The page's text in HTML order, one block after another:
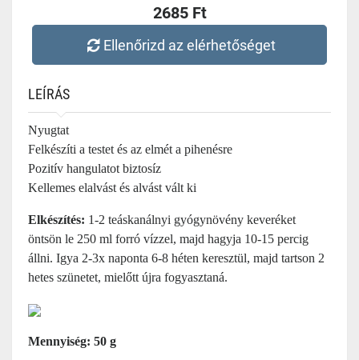
2685 Ft
Ellenőrizd az elérhetőséget
LEÍRÁS
Nyugtat
Felkészíti a testet és az elmét a pihenésre
Pozitív hangulatot biztosíz
Kellemes elalvást és alvást vált ki
Elkészítés: 1-2 teáskanálnyi gyógynövény keveréket
öntsön le 250 ml forró vízzel, majd hagyja 10-15 percig
állni. Igya 2-3x naponta 6-8 héten keresztül, majd tartson 2
hetes szünetet, mielőtt újra fogyasztaná.
Mennyiség: 50 g